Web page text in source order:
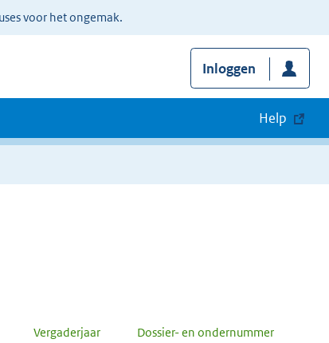
voor het ongemak.
Inloggen
Help
Vergaderjaar Dossier- en ondernummer